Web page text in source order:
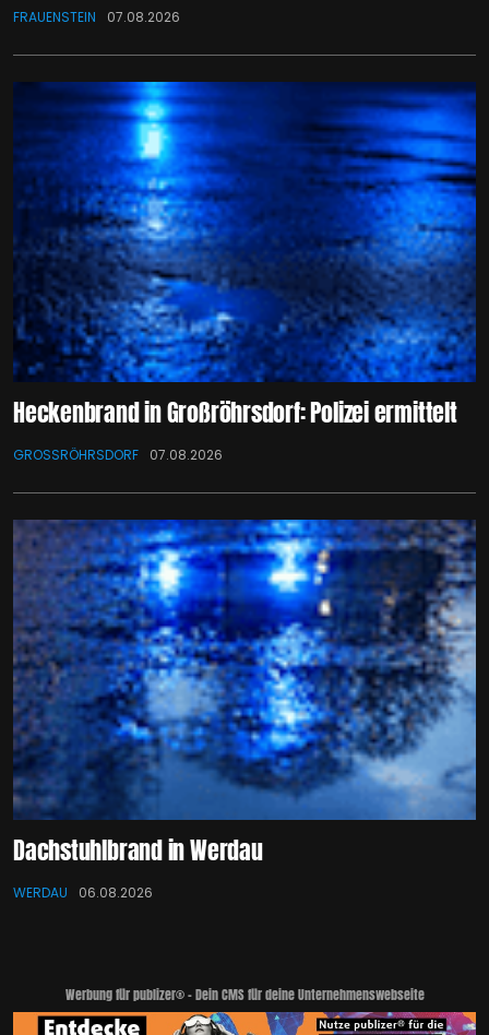
FRAUENSTEIN 07.08.2026
Heckenbrand in Großröhrsdorf: Polizei ermittelt
GROSSRÖHRSDORF 07.08.2026
Dachstuhlbrand in Werdau
WERDAU 06.08.2026
Werbung für publizer® - Dein CMS für deine Unternehmenswebseite